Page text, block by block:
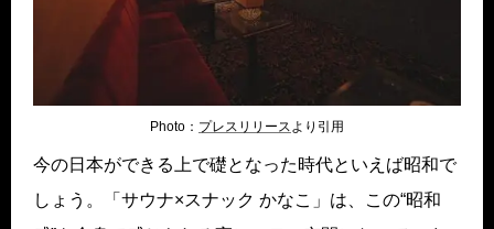
Photo： プレスリリースより引用
今の日本ができる上で礎となった時代といえば昭和で
しょう。「サウナ×スナック かなこ」は、この“昭和